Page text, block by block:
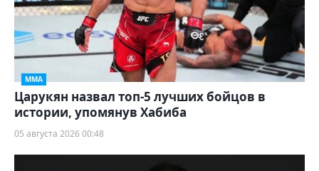
ММА
Царукян назвал топ-5 лучших бойцов в
истории, упомянув Хабиба
05 августа 2026 00:48